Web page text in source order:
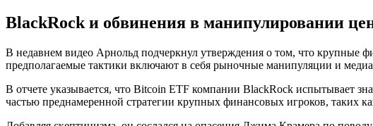
BlackRock и обвинения в манипулировании
В недавнем видео Арнольд подчеркнул утверждения о том, что крупные
предполагаемые тактики включают в себя рыночные манипуляции и
В отчете указывается, что Bitcoin ETF компании BlackRock испытывает
частью преднамеренной стратегии крупных финансовых игроков, таких